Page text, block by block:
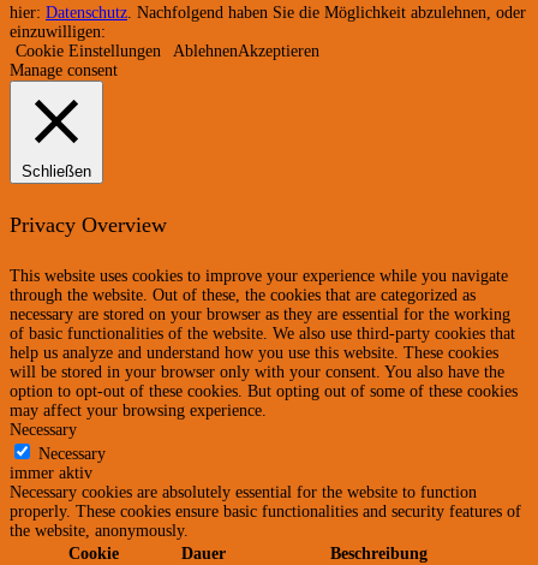
hier: Datenschutz. Nachfolgend haben Sie die Möglichkeit abzulehnen, oder
einzuwilligen:
Cookie Einstellungen
AblehnenAkzeptieren
Manage consent
Schließen
Privacy Overview
This website uses cookies to improve your experience while you navigate
through the website. Out of these, the cookies that are categorized as
necessary are stored on your browser as they are essential for the working
of basic functionalities of the website. We also use third-party cookies that
help us analyze and understand how you use this website. These cookies
will be stored in your browser only with your consent. You also have the
option to opt-out of these cookies. But opting out of some of these cookies
may affect your browsing experience.
Necessary
Necessary
immer aktiv
Necessary cookies are absolutely essential for the website to function
properly. These cookies ensure basic functionalities and security features of
the website, anonymously.
Cookie
Dauer Beschreibung